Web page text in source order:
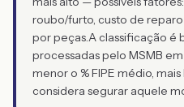
roubo/furto, custo de
por peças.A classificação é
processadas pelo MSMB
menor o % FIPE médio,
considera segurar aquele